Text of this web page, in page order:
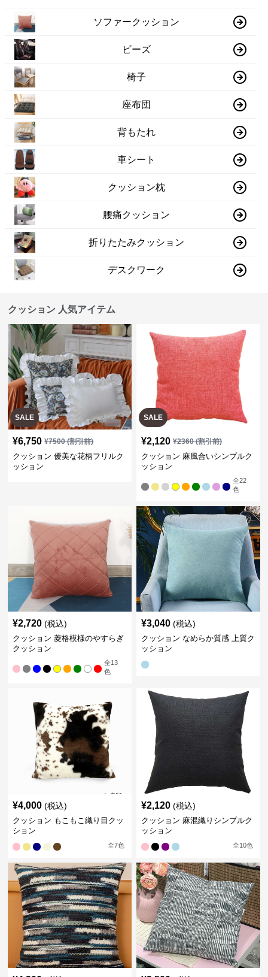
ソファークッション
ビーズ
椅子
座布団
背もたれ
車シート
クッション枕
腰痛クッション
折りたたみクッション
デスクワーク
クッション 人気アイテム
SALE
¥6,750 ¥7500(割引前)
クッション 優美な花柄フリルク
ッション
SALE
¥2,120 ¥2360(割引前)
クッション 麻風合いシンプルク
ッション
全22
色
¥2,720 (税込)
クッション 菱格模様のやすらぎ
クッション
全13
色
¥3,040 (税込)
クッション なめらか質感 上質ク
ッション
¥4,000 (税込)
クッション もこもこ織り目クッ
ション
全7色
¥2,120 (税込)
クッション 麻混織りシンプルク
ッション
全10色